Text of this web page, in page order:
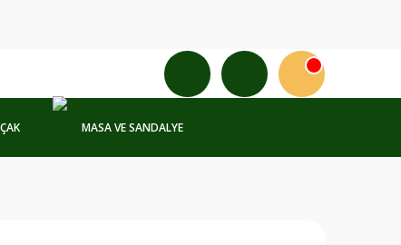
MASA VE SANDALYE